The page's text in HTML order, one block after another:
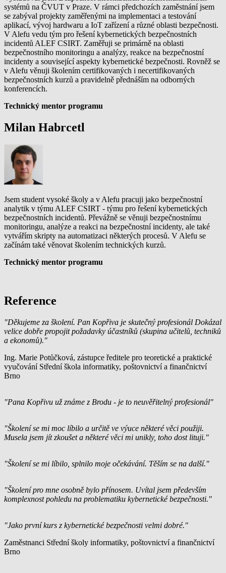
systémů na ČVUT v Praze. V rámci předchozích zaměstnání jsem
se zabýval projekty zaměřenými na implementaci a testování
aplikací, vývoj hardwaru a IoT zařízení a různé oblasti bezpečnosti.
V Alefu vedu tým pro řešení kybernetických bezpečnostních
incidentů ALEF CSIRT. Zaměřuji se primárně na oblasti
bezpečnostního monitoringu a analýzy, reakce na bezpečnostní
incidenty a související aspekty kybernetické bezpečnosti. Rovněž se
v Alefu věnuji školením certifikovaných i necertifikovaných
bezpečnostních kurzů a pravidelně přednáším na odborných
konferencích.
Technický mentor programu
Milan Habrcetl
Jsem student vysoké školy a v Alefu pracuji jako bezpečnostní
analytik v týmu ALEF CSIRT - týmu pro řešení kybernetických
bezpečnostních incidentů. Převážně se věnuji bezpečnostnímu
monitoringu, analýze a reakci na bezpečnostní incidenty, ale také
vytvářím skripty na automatizaci některých procesů. V Alefu se
začínám také věnovat školením technických kurzů.
Technický mentor programu
Reference
"Děkujeme za školení. Pan Kopřiva je skutečný profesionál Dokázal
velice dobře propojit požadavky účastníků (skupina učitelů, techniků
a ekonomů)."
Ing. Marie Potůčková, zástupce ředitele pro teoretické a praktické
vyučování Střední škola informatiky, poštovnictví a finančnictví
Brno
"Pana Kopřivu už známe z Brodu - je to neuvěřitelný profesionál"
"Školení se mi moc líbilo a určitě ve výuce některé věci použiji.
Musela jsem jít zkoušet a některé věci mi unikly, toho dost lituji."
"Školení se mi líbilo, splnilo moje očekávání. Těším se na další."
"Školení pro mne osobně bylo přínosem. Uvítal jsem především
komplexnost pohledu na problematiku kybernetické bezpečnosti."
"Jako první kurs z kybernetické bezpečnosti velmi dobré."
Zaměstnanci Střední školy informatiky, poštovnictví a finančnictví
Brno